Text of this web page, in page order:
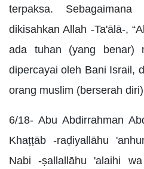
terpaksa.
dikisahkan Allah -Ta'ālā-,
ada tuhan (yang benar)
dipercayai oleh Bani Israil,
orang muslim (berserah
6/18- Abu Abdirrahman
Khaṭṭāb -raḍiyallāhu
Nabi -ṣallallāhu 'alaihi